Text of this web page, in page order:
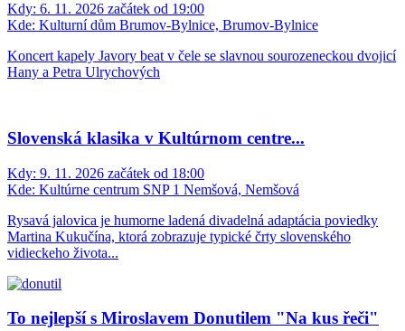
Kdy: 6. 11. 2026 začátek od 19:00
Kde: Kulturní dům Brumov-Bylnice, Brumov-Bylnice
Koncert kapely Javory beat v čele se slavnou sourozeneckou dvojicí
Hany a Petra Ulrychových
Slovenská klasika v Kultúrnom centre...
Kdy: 9. 11. 2026 začátek od 18:00
Kde: Kultúrne centrum SNP 1 Nemšová, Nemšová
Rysavá jalovica je humorne ladená divadelná adaptácia poviedky
Martina Kukučína, ktorá zobrazuje typické črty slovenského
vidieckeho života...
To nejlepší s Miroslavem Donutilem "Na kus řeči"